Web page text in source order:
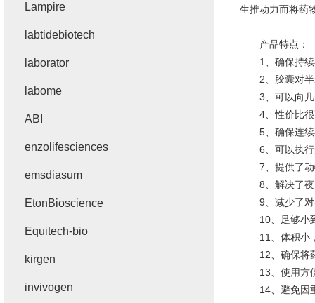
生推动力而将药
产品特点：
1、确保持续
2、胶囊对半
3、可以向几
4、性价比很
5、确保连续
6、可以执行
7、提供了动
8、解决了夜
9、减少了对
10、足够小到
11、体积小，
12、确保将药
13、使用方便
14、避免因重
Lampire
labtidebiotech
laborator
labome
ABI
enzolifesciences
emsdiasum
EtonBioscience
Equitech-bio
kirgen
invivogen